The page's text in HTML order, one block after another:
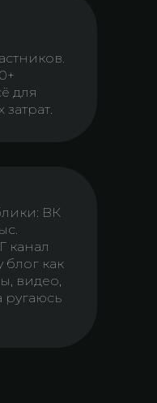
для
ВК
канал
блог как
видео,
ругаюсь